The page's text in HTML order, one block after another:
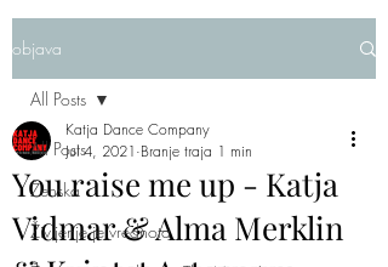
objava
All Posts
Ženska
Življenje je vrednota
All Posts
You raise me up - Katja
Vidmar & Alma Merklin
Katja Dance Company
Jul 4, 2021 Branje traja 1 min